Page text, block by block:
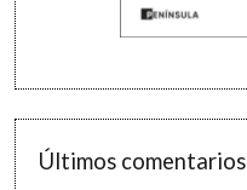
Últimos comentarios